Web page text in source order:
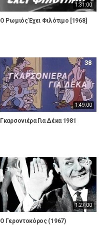
1:31:00
Ο Ρωμιός Έχει Φιλότιμο [1968]
1:49:00
38
Γκαρσονιέρα Για Δέκα 1981
1:27:00
40
Ο Γεροντοκόρος (1967)